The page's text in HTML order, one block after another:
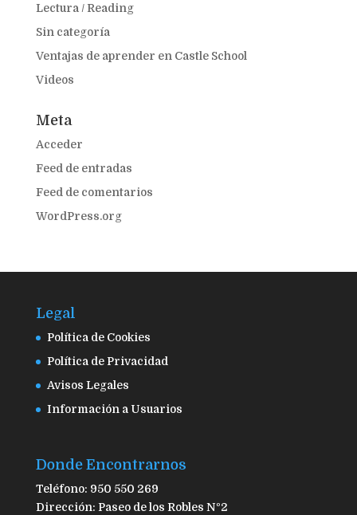
Lectura / Reading
Sin categoría
Ventajas de aprender en Castle School
Videos
Meta
Acceder
Feed de entradas
Feed de comentarios
WordPress.org
Legal
Política de Cookies
Política de Privacidad
Avisos Legales
Información a Usuarios
Donde Encontrarnos
Teléfono: 950 550 269
Dirección: Paseo de los Robles Nº2